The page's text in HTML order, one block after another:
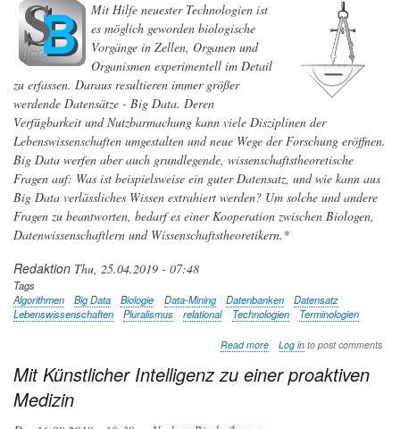
Mit Hilfe neuester Technologien ist
es möglich geworden biologische
Vorgänge in Zellen, Organen und
Organismen experimentell im Detail
zu erfassen. Daraus resultieren immer größer
werdende Datensätze - Big Data. Deren
Verfügbarkeit und Nutzbarmachung kann viele Disziplinen der
Lebenswissenschaften umgestalten und neue Wege der Forschung eröffnen.
Big Data werfen aber auch grundlegende, wissenschaftstheoretische
Fragen auf: Was ist beispielsweise ein guter Datensatz, und wie kann aus
Big Data verlässliches Wissen extrahiert werden? Um solche und andere
Fragen zu beantworten, bedarf es einer Kooperation zwischen Biologen,
Datenwissenschaftlern und Wissenschaftstheoretikern.*
Redaktion Thu, 25.04.2019 - 07:48
Tags
Algorithmen
Big Data Biologie Data-Mining Datenbanken
Datensatz
Lebenswissenschaften
Pluralismus relational Technologien Terminologien
Read moreabout
Data
in
Log into post comments
Mit Künstlicher Intelligenz zu einer proaktiven
Medizin